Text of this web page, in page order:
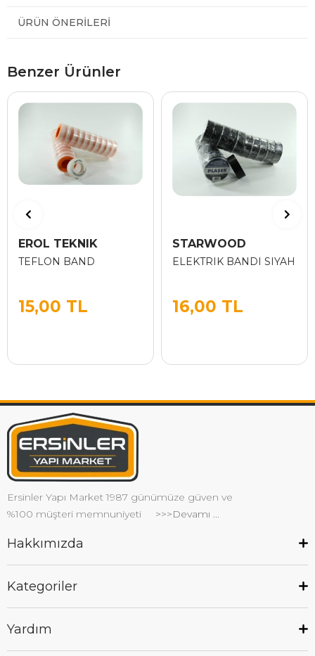
ÜRÜN ÖNERILERI
Benzer Ürünler
EROL TEKNIK
TEFLON BAND
15,00 TL
STARWOOD
ELEKTRIK BANDI SIYAH
16,00 TL
Ersinler Yapı Market 1987 günümüze güven ve
%100 müşteri memnuniyeti
>>>Devamı ...
Hakkımızda
Kategoriler
Yardım